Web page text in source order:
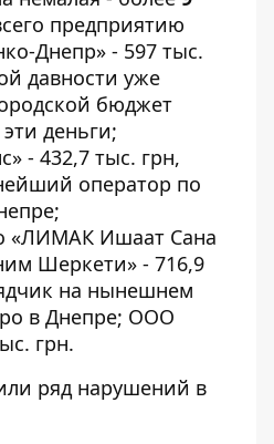
предприятию
Днепр» - 597 тыс.
давности уже
бюджет
деньги;
- 432,7 тыс. грн,
оператор по
«ЛИМАК Ишаат Сана
Шеркети» - 716,9
на нынешнем
в Днепре; ООО
грн.
ряд нарушений в